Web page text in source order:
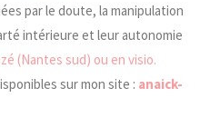
par le doute, la manipulation
intérieure et leur autonomie
(Nantes sud) ou en visio.
sur mon site : anaick-